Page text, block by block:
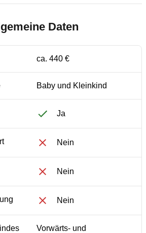
Daten
ca. 440 €
Baby und Kleinkind
Ja
Nein
Nein
Nein
Vorwärts- und